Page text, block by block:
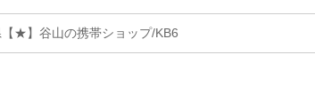
★】谷山の携帯ショップ/KB6